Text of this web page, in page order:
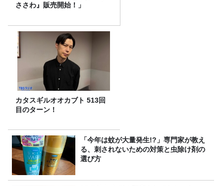
ささわ』販売開始！」
カタスギルオオカブト 513回
目のターン！
「今年は蚊が大量発生!?」専門家が教え
る、刺されないための対策と虫除け剤の
選び方